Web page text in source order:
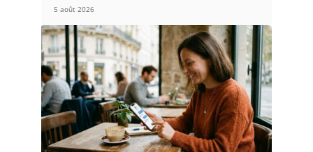
5 août 2026